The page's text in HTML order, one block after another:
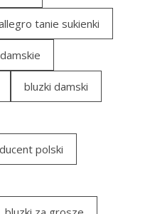
tanie sukienki
bluzki damski
polski